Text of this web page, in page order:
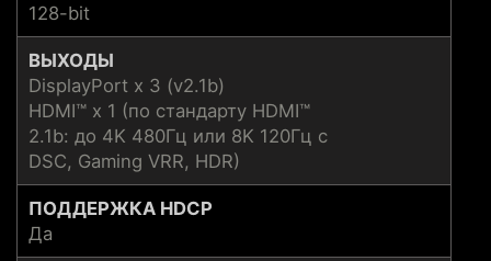
128-bit
ВЫХОДЫ
DisplayPort x 3 (v2.1b)
HDMI™ x 1 (по стандарту HDMI™
2.1b: до 4K 480Гц или 8K 120Гц с
DSC, Gaming VRR, HDR)
ПОДДЕРЖКА HDCP
Да